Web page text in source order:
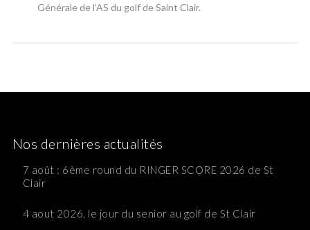
Générale de l’AS du golf de Saint Clair.
Nos dernières actualités
7 août : 6ème round du RINGER SCORE 2026 de St
Clair
4 aout 2026, le jour du senior au golf de St Clair